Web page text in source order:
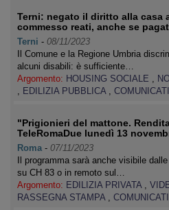
Terni: negato il diritto alla casa
commesso reati, anche se
Terni - 08/11/2023
Il Comune e la Regione Umbria
alcuni disabili: è sufficiente…
Argomento: HOUSING SOCIALE ,
, EDILIZIA PUBBLICA , COMUNICATI
"Prigionieri del mattone.
TeleRomaDue lunedì 13
Roma - 07/11/2023
Il programma sarà anche visibile
su CH 83 o in remoto sul…
Argomento: EDILIZIA PRIVATA ,
RASSEGNA STAMPA , COMUNICATI